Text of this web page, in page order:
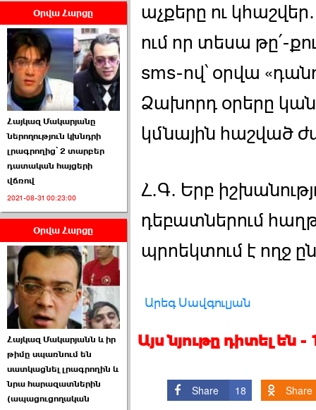
Ամենաշատը էսօրվանից
էի վախենում.Նիկոլայ
Եղիազարյան ›››
2026-07-05 23:19:00
ՏԵՍԱՆՅՈՒԹ․ Ի՞նչ
իրավիճակ է այս ›››
2026-07-04 10:40:00
Սահմանադրական
դատարանը մերժեց ›››
2026-07-02 00:39:00
Օրվա Հարցը
Հայկազ Մակարյանը
ներողություն կխնդրի
լրագրողից՝ 2 տարբեր
դատական հայցերի
վճռով
2021-08-31 00:23:00
Օրվա Հարցը
Հայկազ Մակարյանն և իր
թիմը սպառնում են
սատկացնել լրագրողին և
նրա հարազատներին
(ապացուցողական
աչքերը ու կհաշվեր.
ում որ տեսա թը՛-
sms-ով՝ օրվա
Ձախորդ օրերը
կմնային հաշված
Հ.Գ. Երբ
դեբատներում
պրոեկտում է ողջ
Արեգ Սավգուլյան
Այս նյութը դիտել են
Share 18 Share